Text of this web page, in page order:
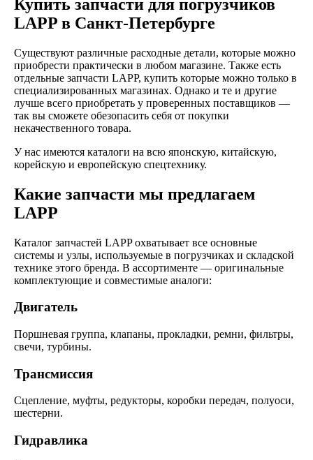
Купить запчасти для погрузчиков
LAPP в Санкт-Петербурге
Существуют различные расходные детали, которые можно
приобрести практически в любом магазине. Также есть
отдельные запчасти LAPP, купить которые можно только в
специализированных магазинах. Однако и те и другие
лучше всего приобретать у проверенных поставщиков —
так вы сможете обезопасить себя от покупки
некачественного товара.
У нас имеются каталоги на всю японскую, китайскую,
корейскую и европейскую спецтехнику.
Какие запчасти мы предлагаем
LAPP
Каталог запчастей LAPP охватывает все основные
системы и узлы, используемые в погрузчиках и складской
технике этого бренда. В ассортименте — оригинальные
комплектующие и совместимые аналоги:
Двигатель
Поршневая группа, клапаны, прокладки, ремни, фильтры,
свечи, турбины.
Трансмиссия
Сцепление, муфты, редукторы, коробки передач, полуоси,
шестерни.
Гидравлика